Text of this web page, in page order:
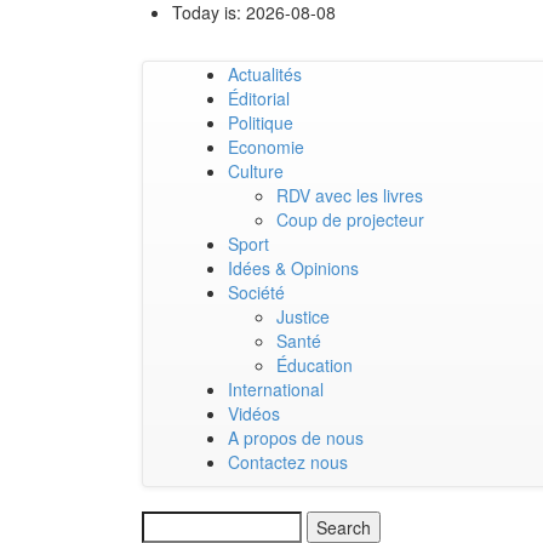
Today is: 2026-08-08
Main
navigation
Actualités
Éditorial
Politique
Economie
Culture
RDV avec les livres
Coup de projecteur
Sport
Idées & Opinions
Société
Justice
Santé
Éducation
International
Vidéos
A propos de nous
Contactez nous